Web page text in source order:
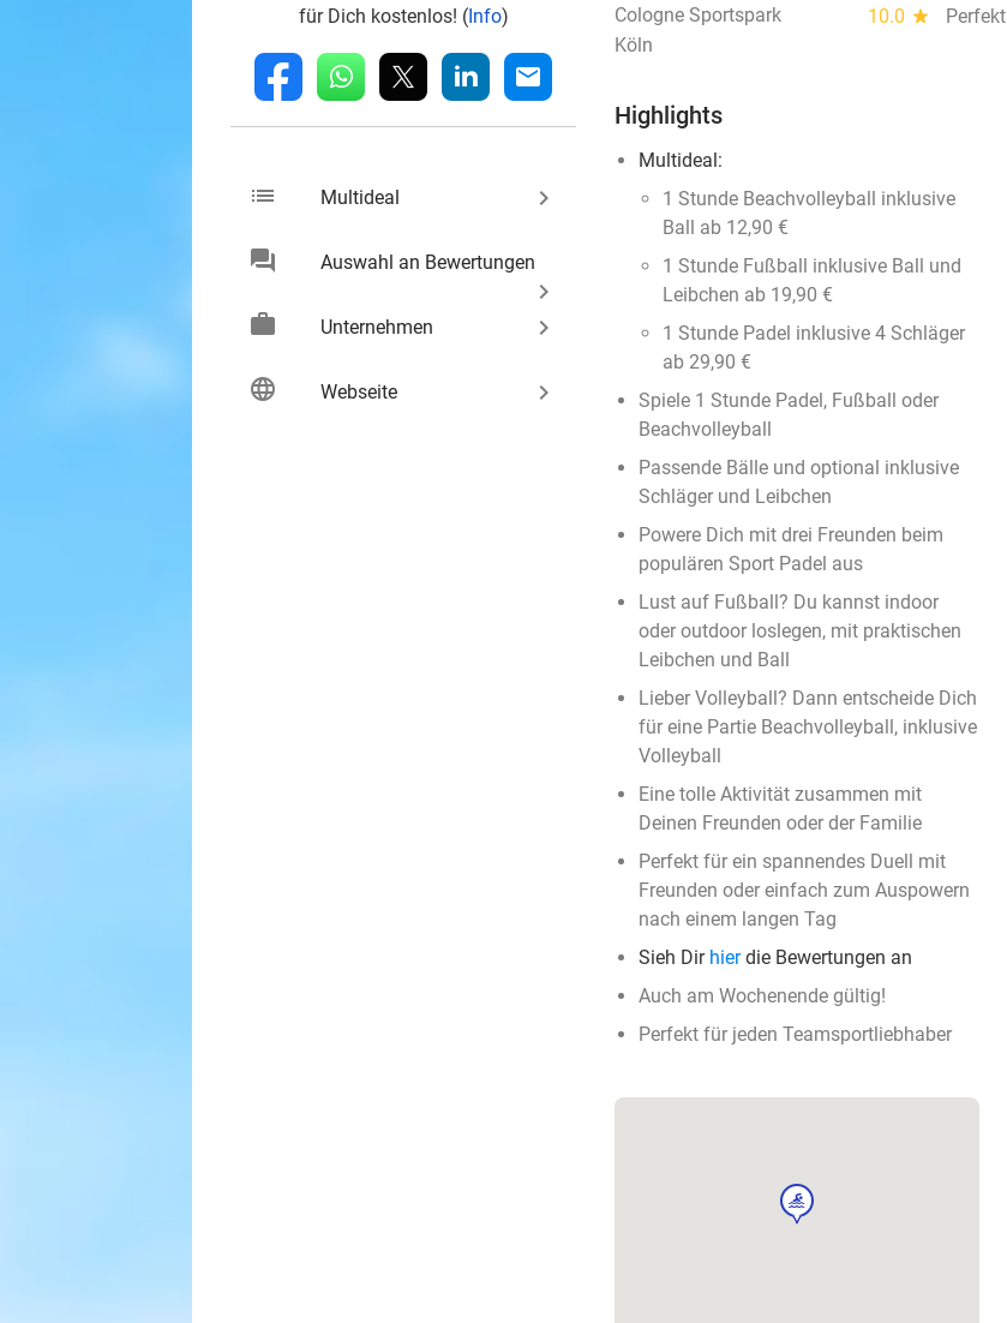
für Dich kostenlos! (Info)
fb whatsapp linkedin mail
list Multideal keyboard_arrow_right
chat Auswahl an Bewertungen
keyboard_arrow_right
work
Unternehmen keyboard_arrow_right
language Webseite keyboard_arrow_right
Cologne Sportspark 10.0 star
Perfekt
Köln
Highlights
Multideal:
1 Stunde Beachvolleyball inklusive
Ball ab 12,90 €
1 Stunde Fußball inklusive Ball und
Leibchen ab 19,90 €
1 Stunde Padel inklusive 4 Schläger
ab 29,90 €
Spiele 1 Stunde Padel, Fußball oder
Beachvolleyball
Passende Bälle und optional inklusive
Schläger und Leibchen
Powere Dich mit drei Freunden beim
populären Sport Padel aus
Lust auf Fußball? Du kannst indoor
oder outdoor loslegen, mit praktischen
Leibchen und Ball
Lieber Volleyball? Dann entscheide Dich
für eine Partie Beachvolleyball, inklusive
Volleyball
Eine tolle Aktivität zusammen mit
Deinen Freunden oder der Familie
Perfekt für ein spannendes Duell mit
Freunden oder einfach zum Auspowern
nach einem langen Tag
Sieh Dir hierdie Bewertungen an
Auch am Wochenende gültig!
Perfekt für jeden Teamsportliebhaber
sport